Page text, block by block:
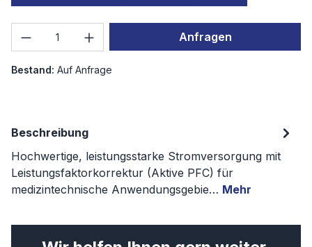
Produkt Anzahl: Gib den gewünschten
Anfragen
Bestand: Auf Anfrage
Beschreibung
Hochwertige, leistungsstarke Stromversorgung mit
Leistungsfaktorkorrektur (Aktive PFC) für
medizintechnische Anwendungsgebie… Mehr